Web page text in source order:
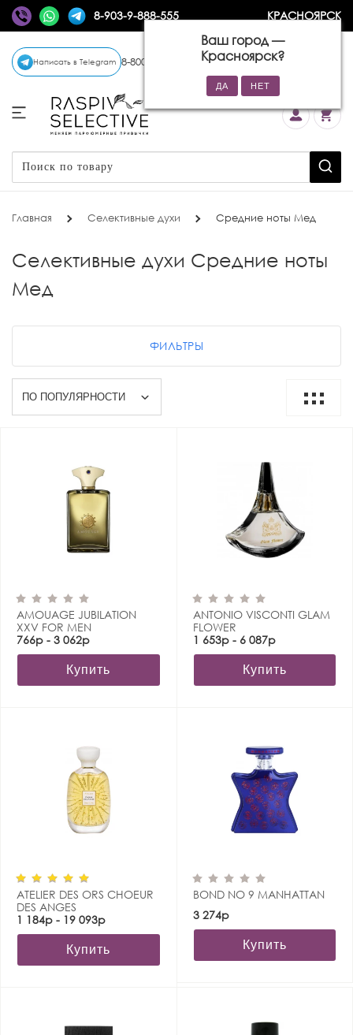
8-903-9-888-555 КРАСНОЯРСК
Ваш город —
Красноярск?
Написать в Telegram 8-800-770-72-34 (бесплатно)
Главная Селективные духи Средние ноты Мед
Селективные духи Средние ноты
Мед
ФИЛЬТРЫ
AMOUAGE JUBILATION
XXV FOR MEN
766р - 3 062р
Купить
ANTONIO VISCONTI GLAM
FLOWER
1 653р - 6 087р
Купить
ATELIER DES ORS CHOEUR
DES ANGES
1 184р - 19 093р
Купить
BOND NO 9 MANHATTAN
3 274р
Купить